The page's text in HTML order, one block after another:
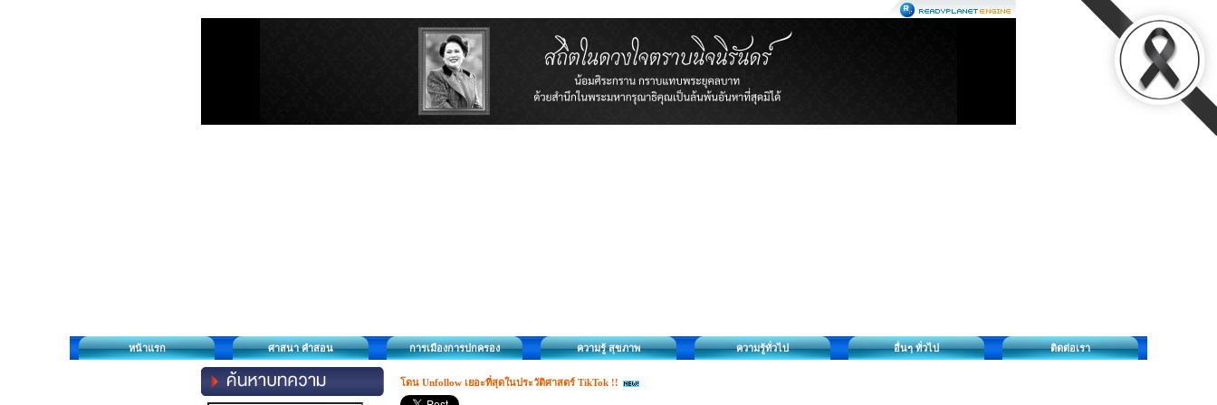
หน้าแรก ศาสนา คำสอน การเมืองการปกครอง ความรู้ สุขภาพ ความรู้ทั่วไป อื่นๆ ทั่วไป ติดต่อเรา
โดน Unfollow เยอะที่สุดในประวัติศาสตร์ TikTok !!